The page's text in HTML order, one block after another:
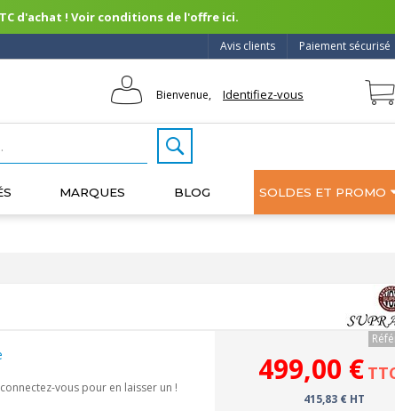
d'achat ! Voir conditions de l'offre ici.
Paiement sécurisé
Avis clients
Bienvenue, Identifiez-vous
MARQUES BLOG SOLDES ET PROMO
vous pour en laisser un !
499,00 €
415,83 € HT